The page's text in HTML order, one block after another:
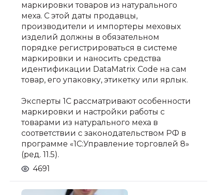
маркировки товаров из натурального
меха. С этой даты продавцы,
производители и импортеры меховых
изделий должны в обязательном
порядке регистрироваться в системе
маркировки и наносить средства
идентификации DataMatrix Code на сам
товар, его упаковку, этикетку или ярлык.
Эксперты 1С рассматривают особенности
маркировки и настройки работы с
товарами из натурального меха в
соответствии с законодательством РФ в
программе «1С:Управление торговлей 8»
(ред. 11.5).
4691